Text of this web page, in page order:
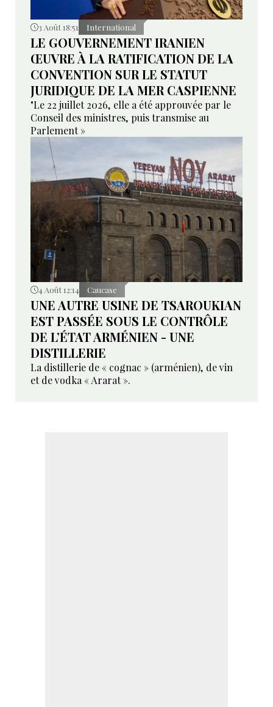
3 Août 18:51 International
LE GOUVERNEMENT IRANIEN
ŒUVRE À LA RATIFICATION DE LA
CONVENTION SUR LE STATUT
JURIDIQUE DE LA MER CASPIENNE
"Le 22 juillet 2026, elle a été approuvée par le
Conseil des ministres, puis transmise au
Parlement »
4 Août 12:14 Caucase
UNE AUTRE USINE DE TSAROUKIAN
EST PASSÉE SOUS LE CONTRÔLE
DE L’ÉTAT ARMÉNIEN - UNE
DISTILLERIE
La distillerie de « cognac » (arménien), de vin
et de vodka « Ararat ».